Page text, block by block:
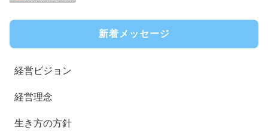
新着メッセージ
経営ビジョン
経営理念
生き方の方針